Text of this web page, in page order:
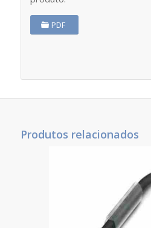
PDF
Produtos relacionados